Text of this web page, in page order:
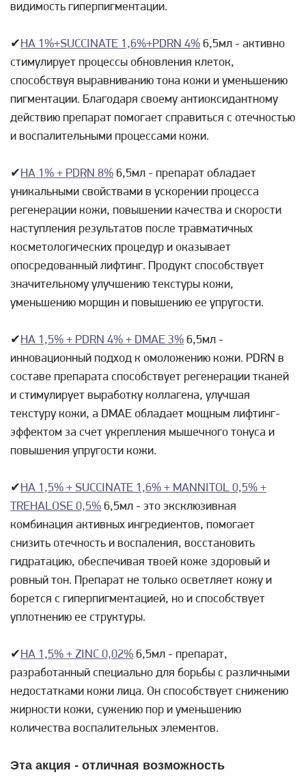
видимость гиперпигментации.
✔HA 1%+SUCCINATE 1,6%+PDRN 4% 6,5мл - активно
стимулирует процессы обновления клеток,
способствуя выравниванию тона кожи и уменьшению
пигментации. Благодаря своему антиоксидантному
действию препарат помогает справиться с отечностью
и воспалительными процессами кожи.
✔НА 1% + PDRN 8% 6,5мл - препарат обладает
уникальными свойствами в ускорении процесса
регенерации кожи, повышении качества и скорости
наступления результатов после травматичных
косметологических процедур и оказывает
опосредованный лифтинг. Продукт способствует
значительному улучшению текстуры кожи,
уменьшению морщин и повышению ее упругости.
✔НА 1,5% + PDRN 4% + DMAE 3% 6,5мл -
инновационный подход к омоложению кожи. PDRN в
составе препарата способствует регенерации тканей
и стимулирует выработку коллагена, улучшая
текстуру кожи, а DMAE обладает мощным лифтинг-
эффектом за счет укрепления мышечного тонуса и
повышения упругости кожи.
✔НА 1,5% + SUCCINATE 1,6% + MANNITOL 0,5% +
TREHALOSE 0,5% 6,5мл - это эксклюзивная
комбинация активных ингредиентов, помогает
снизить отечность и воспаления, восстановить
гидратацию, обеспечивая твоей коже здоровый и
ровный тон. Препарат не только осветляет кожу и
борется с гиперпигментацией, но и способствует
уплотнению ее структуры.
✔НА 1,5% + ZINC 0,02% 6,5мл - препарат,
разработанный специально для борьбы с различными
недостатками кожи лица. Он способствует снижению
жирности кожи, сужению пор и уменьшению
количества воспалительных элементов.
Эта акция - отличная возможность